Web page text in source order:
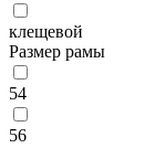
клещевой
Размер рамы
54
56